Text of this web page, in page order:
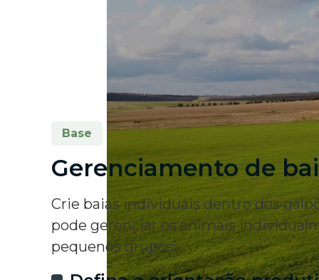
Base
Gerenciamento de
Crie baias individuais dentro dos
pode gerenciar os animais
pequenos grupos: